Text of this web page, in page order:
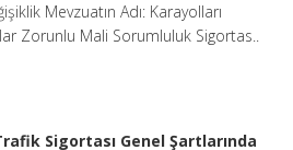
Mevzuatın Adı: Karayolları
Zorunlu Mali Sorumluluk Sigortas..
Sigortası Genel Şartlarında